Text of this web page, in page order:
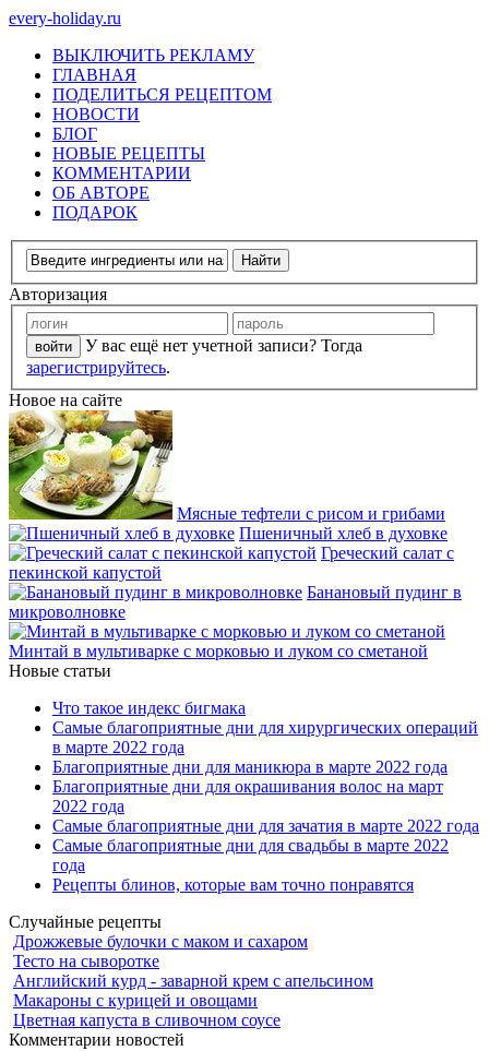
every-holiday.ru
ВЫКЛЮЧИТЬ РЕКЛАМУ
ГЛАВНАЯ
ПОДЕЛИТЬСЯ РЕЦЕПТОМ
НОВОСТИ
БЛОГ
НОВЫЕ РЕЦЕПТЫ
КОММЕНТАРИИ
ОБ АВТОРЕ
ПОДАРОК
Авторизация
У вас ещё нет учетной записи? Тогда
зарегистрируйтесь.
Новое на сайте
Мясные тефтели с рисом и грибами
Пшеничный хлеб в духовке
Греческий салат с
пекинской капустой
Банановый пудинг в
микроволновке
Минтай в мультиварке с морковью и луком со сметаной
Новые статьи
Что такое индекс бигмака
Самые благоприятные дни для хирургических операций
в марте 2022 года
Благоприятные дни для маникюра в марте 2022 года
Благоприятные дни для окрашивания волос на март
2022 года
Самые благоприятные дни для зачатия в марте 2022 года
Самые благоприятные дни для свадьбы в марте 2022
года
Рецепты блинов, которые вам точно понравятся
Случайные рецепты
Дрожжевые булочки с маком и сахаром
Тесто на сыворотке
Английский курд - заварной крем с апельсином
Макароны с курицей и овощами
Цветная капуста в сливочном соусе
Комментарии новостей